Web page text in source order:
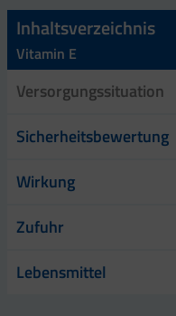
Inhaltsverzeichnis
Vitamin E
Versorgungssituation
Sicherheitsbewertung
Wirkung
Zufuhr
Lebensmittel